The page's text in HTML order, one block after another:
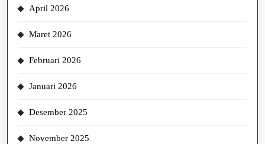
April 2026
Maret 2026
Februari 2026
Januari 2026
Desember 2025
November 2025